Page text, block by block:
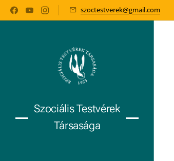
szoctestverek@gmail.com
Szociális Testvérek
Társasága